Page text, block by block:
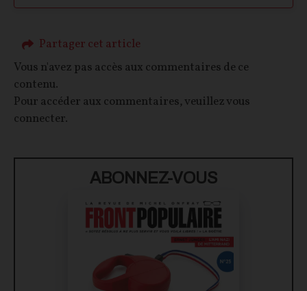
Partager cet article
Vous n'avez pas accès aux commentaires de ce
contenu.
Pour accéder aux commentaires, veuillez vous
connecter.
ABONNEZ-VOUS